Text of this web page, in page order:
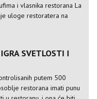
i vlasnika restorana La
uloge restoratera na
SVETLOSTI I
putem 500
restorana imati punu